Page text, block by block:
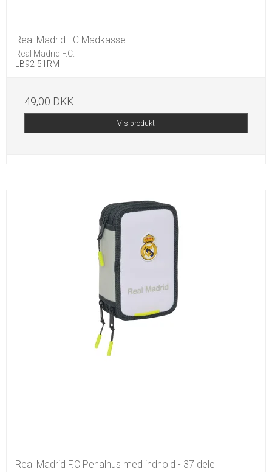
Real Madrid FC Madkasse
Real Madrid F.C.
LB92-51RM
49,00 DKK
Vis produkt
Real Madrid F.C Penalhus med indhold - 37 dele